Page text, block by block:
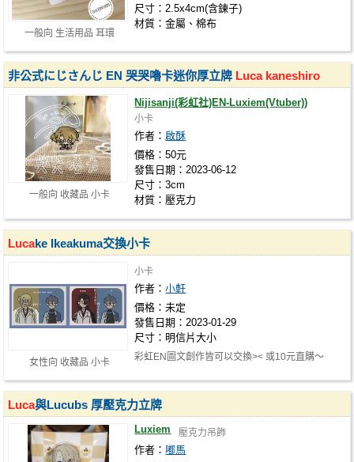
一般向 生活用品 耳環
尺寸：2.5x4cm(含鍊子)
材質：金屬、棉布
一般向 收藏品 小卡
非公式にじさんじ EN 哭哭嚕卡迷你厚立牌 Luca kaneshiro
Nijisanji(彩虹社)EN-Luxiem(Vtuber))
小卡
作者：啟酥
價格：50元
發售日期：2023-06-12
尺寸：3cm
材質：壓克力
女性向 收藏品 小卡
Lucake Ikeakuma交換小卡
小卡
作者：小軒
價格：未定
發售日期：2023-01-29
尺寸：明信片大小
彩虹EN圖文創作皆可以交換>< 或10元直購～
Luca與Lucubs 厚壓克力立牌
Luxiem 壓克力吊飾
作者： 嘟馬